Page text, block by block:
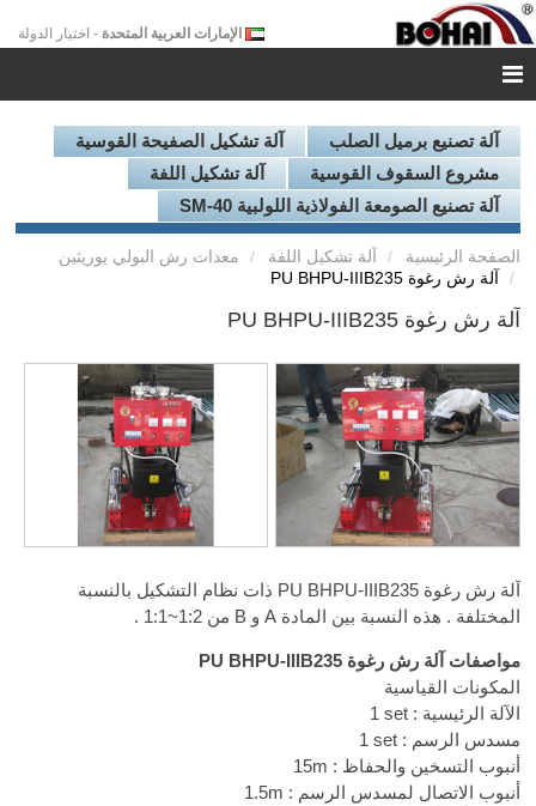
الإمارات العربية المتحدة - اختيار الدولة
آلة تصنيع برميل الصلب
آلة تشكيل الصفيحة القوسية
مشروع السقوف القوسية
آلة تشكيل اللفة
آلة تصنيع الصومعة الفولاذية اللولبية SM-40
الصفحة الرئيسية آلة تشكيل اللفة
معدات رش البولي يوريثين
آلة رش رغوة PU BHPU-IIIB235
آلة رش رغوة PU BHPU-IIIB235
آلة رش رغوة PU BHPU-IIIB235 ذات نظام التشكيل بالنسبة
المختلفة . هذه النسبة بين المادة A و B من
1:1~1:2
.
مواصفات آلة رش رغوة PU BHPU-IIIB235
المكونات القياسية
الآلة الرئيسية :1 set
مسدس الرسم :1 set
أنبوب التسخين والحفاظ : 15m
أنبوب الاتصال لمسدس الرسم : 1.5m